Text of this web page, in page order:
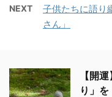
NEXT
子供たちに語り
さん」
【開
り」を